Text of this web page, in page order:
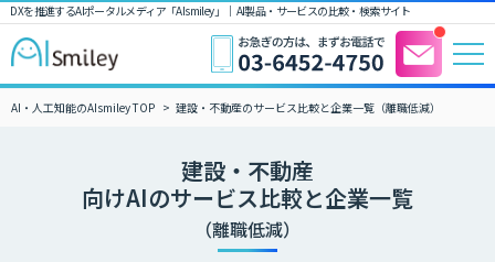
DXを推進するAIポータルメディア「AIsmiley」｜ AI製品・サービスの比較・検索サイト
AI・人工知能のAIsmiley TOP 建設・不動産のサービス比較と企業一覧（離職低減）
建設・不動産
向けAIのサービス比較と企業一覧
（離職低減）